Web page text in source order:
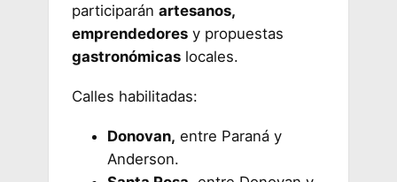
participaránartesanos,
emprendedores y propuestas
gastronómicas locales.
Calles habilitadas:
Donovan, entre Paraná y
Anderson.